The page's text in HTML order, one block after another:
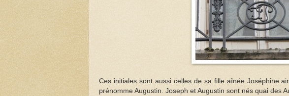
Ces initiales sont aussi celles de sa fille aînée Joséphine
prénomme Augustin. Joseph et Augustin sont nés quai des